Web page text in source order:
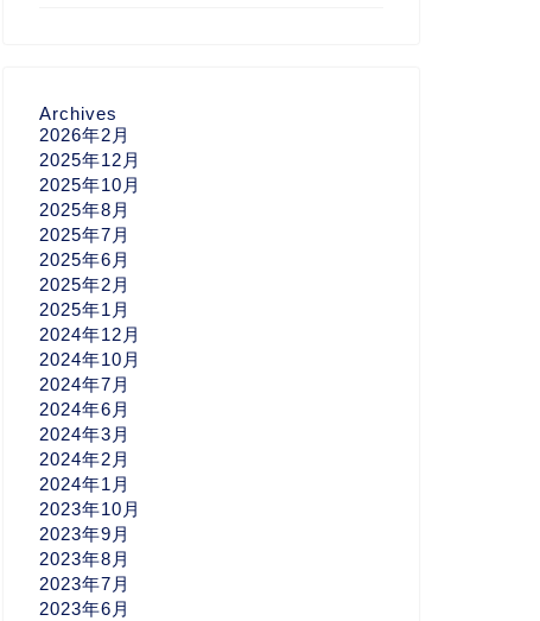
Archives
2026年2月
2025年12月
2025年10月
2025年8月
2025年7月
2025年6月
2025年2月
2025年1月
2024年12月
2024年10月
2024年7月
2024年6月
2024年3月
2024年2月
2024年1月
2023年10月
2023年9月
2023年8月
2023年7月
2023年6月